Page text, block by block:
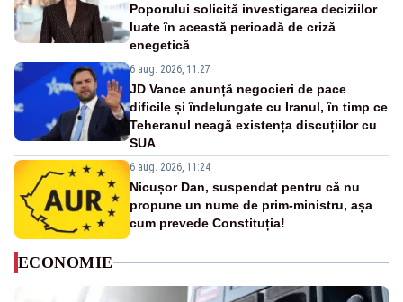
Poporului solicită investigarea deciziilor
luate în această perioadă de criză
enegetică
6 aug. 2026, 11:27
JD Vance anunță negocieri de pace
dificile și îndelungate cu Iranul, în timp ce
Teheranul neagă existența discuțiilor cu
SUA
6 aug. 2026, 11:24
Nicușor Dan, suspendat pentru că nu
propune un nume de prim-ministru, așa
cum prevede Constituția!
ECONOMIE